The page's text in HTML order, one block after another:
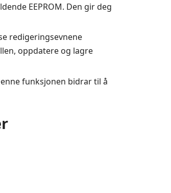
EEPROM. Den gir deg
redigeringsevnene
oppdatere og lagre
funksjonen bidrar til å